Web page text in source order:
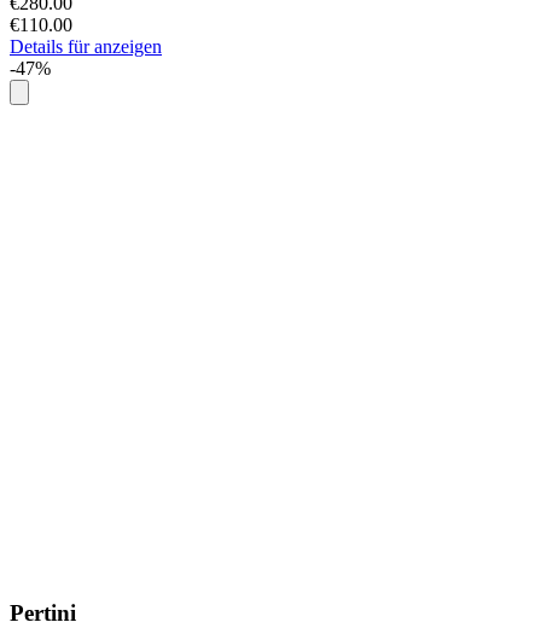
€110.00
Details für anzeigen
-47%
Pertini